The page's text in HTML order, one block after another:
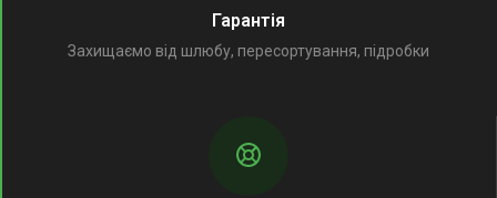
Гарантія
Захищаємо від шлюбу, пересортування, підробки